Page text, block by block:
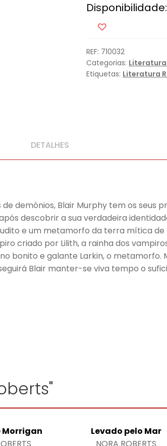
Baile
dos
Deuses
Disponibilidade:
REF: 710032
Categorias:
Etiquetas: Literatura
DETALHES
demónios, Blair Murphy tem os seus
descobrir a sua verdadeira
e um metamorfo da terra mítica
criado por Lilith, a rainha dos
bonito e galante Larkin, o
Blair manter-se viva tempo o
Morrigan
Levado pelo Mar
NORA ROBERTS